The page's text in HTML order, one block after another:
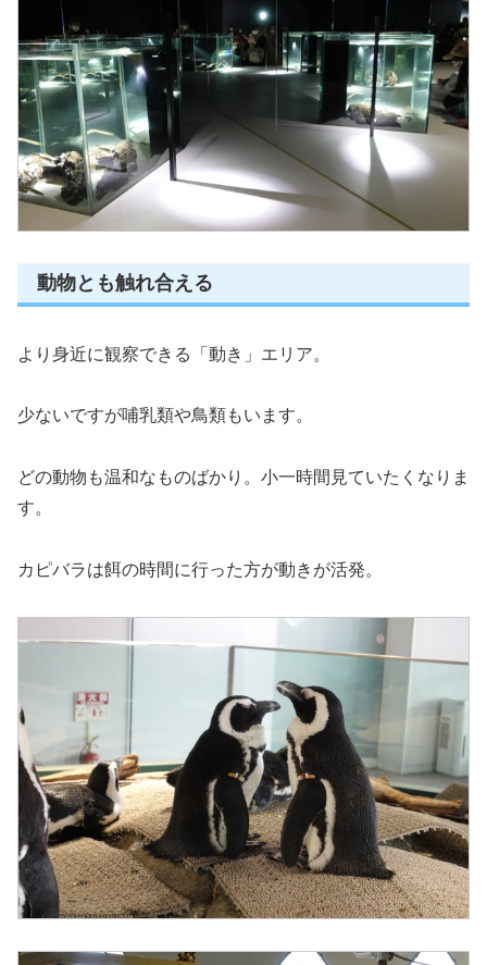
動物とも触れ合える
より身近に観察できる「動き」エリア。
少ないですが哺乳類や鳥類もいます。
どの動物も温和なものばかり。小一時間見ていたくなりま
す。
カピバラは餌の時間に行った方が動きが活発。